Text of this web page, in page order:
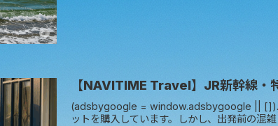
【NAVITIME Travel】JR新幹線・
(adsbygoogle = window.adsbygoogle ||
ットを購入しています。しかし、出発前の混